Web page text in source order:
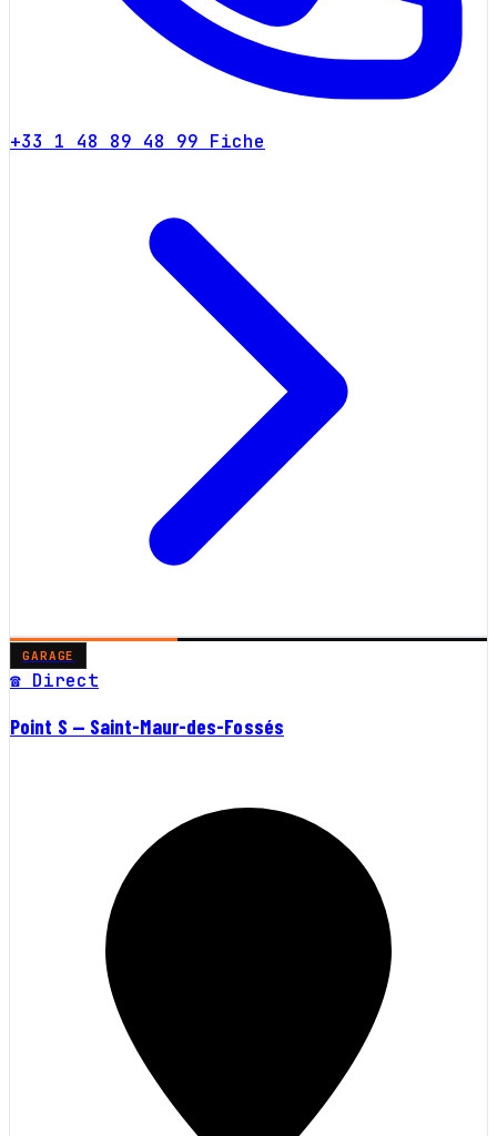
+33 1 48 89 48 99 Fiche
GARAGE
☎ Direct
Point S — Saint-Maur-des-Fossés